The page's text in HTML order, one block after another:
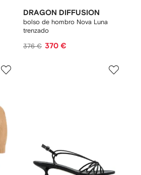
DRAGON DIFFUSION
bolso de hombro Nova Luna
trenzado
376 € 370 €